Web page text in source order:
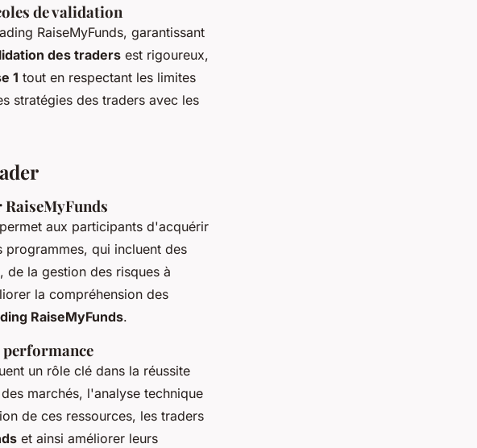
de validation
RaiseMyFunds, garantissant
des traders est rigoureux,
1 tout en respectant les limites
stratégies des traders avec les
aux participants d'acquérir
programmes, qui incluent des
la gestion des risques à
la compréhension des
RaiseMyFunds.
un rôle clé dans la réussite
marchés, l'analyse technique
de ces ressources, les traders
et ainsi améliorer leurs